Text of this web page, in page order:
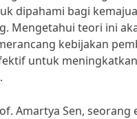
dipahami bagi
Mengetahui teori ini
kebijakan
untuk
Amartya Sen, seorang